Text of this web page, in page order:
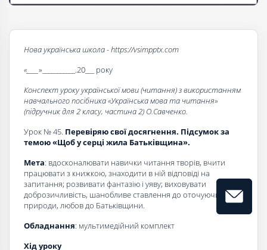
Нова українська школа - https://vsimpptx.com
«____ »___________.20___ року
Конспект уроку української мови (читання) з використанням
навчального посібника «Українська мова та читання»
(підручник для 2 класу, частина 2) О.Савченко.
Урок № 45. Перевіряю свої досягнення. Підсумок за
темою «Щоб у серці жила Батьківщина».
Мета: вдосконалювати навички читання творів, вчити
працювати з книжкою, знаходити в ній відповіді на
запитання; розвивати фантазію і уяву; виховувати
доброзичливість, шанобливе ставлення до оточуючих, до
природи, любов до Батьківщини.
Обладнання: мультимедійний комплект
Хід уроку